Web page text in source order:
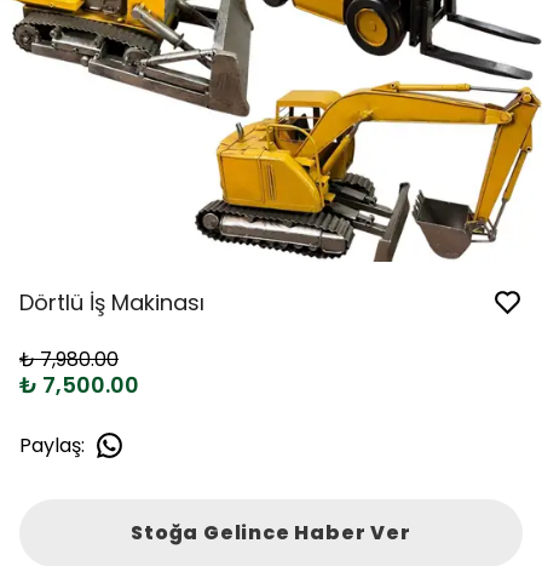
Dörtlü İş Makinası
₺ 7,980.00
₺ 7,500.00
Paylaş:
Stoğa Gelince Haber Ver